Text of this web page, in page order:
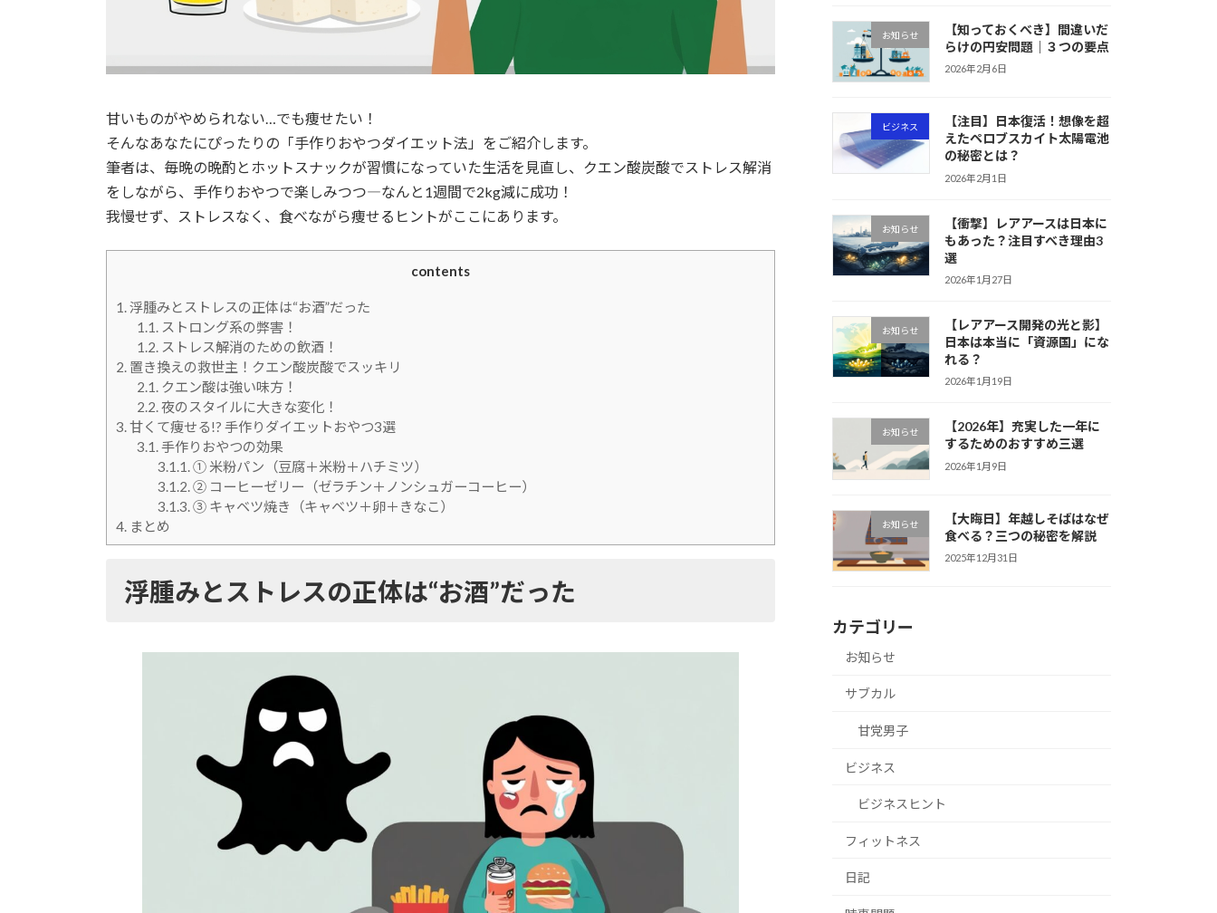
甘いものがやめられない…でも痩せたい！
そんなあなたにぴったりの「手作りおやつダイエット法」をご紹介します。
筆者は、毎晩の晩酌とホットスナックが習慣になっていた生活を見直し、クエン酸炭酸でストレス解消
をしながら、手作りおやつで楽しみつつ―なんと1週間で2kg減に成功！
我慢せず、ストレスなく、食べながら痩せるヒントがここにあります。
contents
1.浮腫みとストレスの正体は“お酒”だった
1.1.ストロング系の弊害！
1.2.ストレス解消のための飲酒！
2. 置き換えの救世主！クエン酸炭酸でスッキリ
2.1.クエン酸は強い味方！
2.2.夜のスタイルに大きな変化！
3.甘くて痩せる!? 手作りダイエットおやつ3選
3.1.手作りおやつの効果
3.1.1.① 米粉パン（豆腐＋米粉＋ハチミツ）
3.1.2.② コーヒーゼリー（ゼラチン＋ノンシュガーコーヒー）
3.1.3.③ キャベツ焼き（キャベツ＋卵＋きなこ）
4. まとめ
浮腫みとストレスの正体は“お酒”だった
お知らせ
【知っておくべき】間違いだ
らけの円安問題｜３つの要点
2026年2月6日
ビジネス
【注目】日本復活！想像を超
えたペロブスカイト太陽電池
の秘密とは？
2026年2月1日
お知らせ
【衝撃】レアアースは日本に
もあった？注目すべき理由3
選
2026年1月27日
お知らせ
【レアアース開発の光と影】
日本は本当に「資源国」にな
れる？
2026年1月19日
お知らせ
【2026年】充実した一年に
するためのおすすめ三選
2026年1月9日
お知らせ
【大晦日】年越しそばはなぜ
食べる？三つの秘密を解説
2025年12月31日
カテゴリー
お知らせ
サブカル
甘党男子
ビジネス
ビジネスヒント
フィットネス
日記